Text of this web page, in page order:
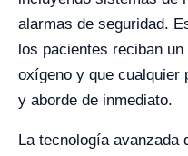
alarmas de seguridad.
los pacientes reciban
oxígeno y que cualquier
y aborde de inmediato.
La tecnología avanzada